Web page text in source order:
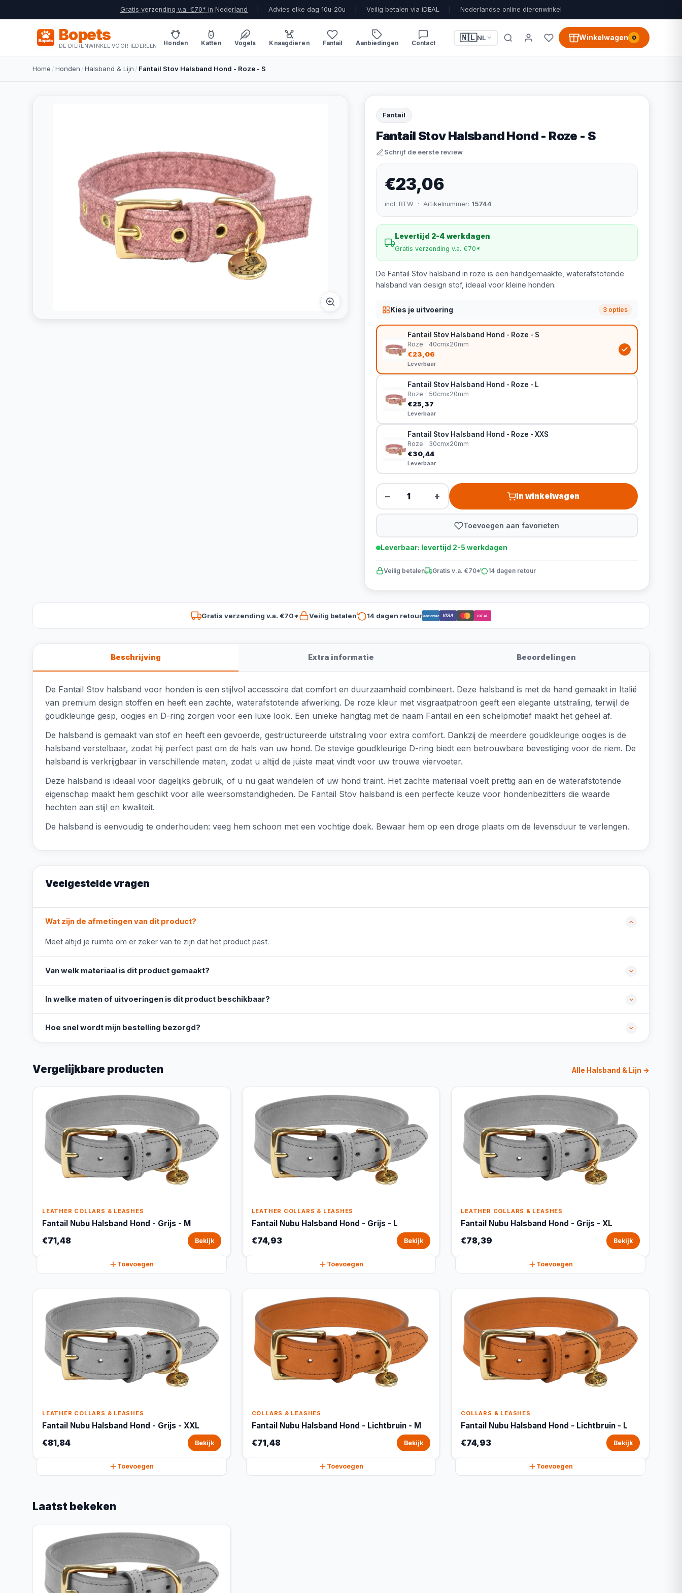
Gratis verzending v.a. €70* in Nederland Advies elke dag 10u-20u Veilig betalen via iDEAL Nederlandse online dierenwinkel
Bopets
DE DIERENWINKEL VOOR IEDEREEN Honden Katten Vogels Knaagdieren Fantail Aanbiedingen Contact
🇳🇱NL Winkelwagen 0
Home /Honden /Halsband & Lijn / Fantail Stov Halsband Hond - Roze - S
Fantail
Fantail Stov Halsband Hond - Roze - S
Schrijf de eerste review
€23,06
incl. BTW · Artikelnummer: 15744
Levertijd 2-4 werkdagen
Gratis verzending v.a. €70*
De Fantail Stov halsband in roze is een handgemaakte, waterafstotende
halsband van design stof, ideaal voor kleine honden.
Kies je uitvoering 3 opties
Fantail Stov Halsband Hond - Roze - S
Roze · 40cmx20mm
€23,06
Leverbaar
Fantail Stov Halsband Hond - Roze - L
Roze · 50cmx20mm
€25,37
Leverbaar
Fantail Stov Halsband Hond - Roze - XXS
Roze · 30cmx20mm
€30,44
Leverbaar
− + In winkelwagen
Toevoegen aan favorieten
Leverbaar: levertijd 2-5 werkdagen
Veilig betalen Gratis v.a. €70* 14 dagen retour
Gratis verzending v.a. €70* Veilig betalen 14 dagen retourBancontact VISA iDEAL
Beschrijving Extra informatie Beoordelingen
De Fantail Stov halsband voor honden is een stijlvol accessoire dat comfort en duurzaamheid combineert. Deze halsband is met de hand gemaakt in Italië
van premium design stoffen en heeft een zachte, waterafstotende afwerking. De roze kleur met visgraatpatroon geeft een elegante uitstraling, terwijl de
goudkleurige gesp, oogjes en D-ring zorgen voor een luxe look. Een unieke hangtag met de naam Fantail en een schelpmotief maakt het geheel af.
De halsband is gemaakt van stof en heeft een gevoerde, gestructureerde uitstraling voor extra comfort. Dankzij de meerdere goudkleurige oogjes is de
halsband verstelbaar, zodat hij perfect past om de hals van uw hond. De stevige goudkleurige D-ring biedt een betrouwbare bevestiging voor de riem. De
halsband is verkrijgbaar in verschillende maten, zodat u altijd de juiste maat vindt voor uw trouwe viervoeter.
Deze halsband is ideaal voor dagelijks gebruik, of u nu gaat wandelen of uw hond traint. Het zachte materiaal voelt prettig aan en de waterafstotende
eigenschap maakt hem geschikt voor alle weersomstandigheden. De Fantail Stov halsband is een perfecte keuze voor hondenbezitters die waarde
hechten aan stijl en kwaliteit.
De halsband is eenvoudig te onderhouden: veeg hem schoon met een vochtige doek. Bewaar hem op een droge plaats om de levensduur te verlengen.
Veelgestelde vragen
Wat zijn de afmetingen van dit product?
Meet altijd je ruimte om er zeker van te zijn dat het product past.
Van welk materiaal is dit product gemaakt?
In welke maten of uitvoeringen is dit product beschikbaar?
Hoe snel wordt mijn bestelling bezorgd?
Vergelijkbare producten Alle Halsband & Lijn →
LEATHER COLLARS & LEASHES
Fantail Nubu Halsband Hond - Grijs - M
€71,48 Bekijk
Toevoegen
LEATHER COLLARS & LEASHES
Fantail Nubu Halsband Hond - Grijs - L
€74,93 Bekijk
Toevoegen
LEATHER COLLARS & LEASHES
Fantail Nubu Halsband Hond - Grijs - XL
€78,39 Bekijk
Toevoegen
LEATHER COLLARS & LEASHES
Fantail Nubu Halsband Hond - Grijs - XXL
€81,84 Bekijk
Toevoegen
COLLARS & LEASHES
Fantail Nubu Halsband Hond - Lichtbruin - M
€71,48 Bekijk
Toevoegen
COLLARS & LEASHES
Fantail Nubu Halsband Hond - Lichtbruin - L
€74,93 Bekijk
Toevoegen
Laatst bekeken